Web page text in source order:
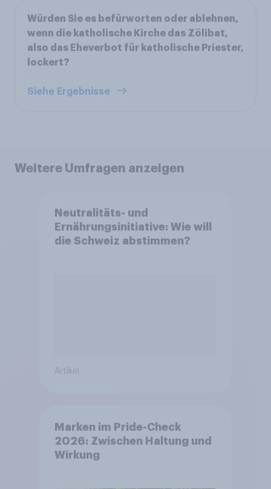
Würden Sie es befürworten oder ablehnen,
wenn die katholische Kirche das Zölibat,
also das Eheverbot für katholische Priester,
lockert?
Siehe Ergebnisse
Weitere Umfragen anzeigen
Neutralitäts- und
Ernährungsinitiative: Wie will
die Schweiz abstimmen?
Artikel
Marken im Pride-Check
2026: Zwischen Haltung und
Wirkung